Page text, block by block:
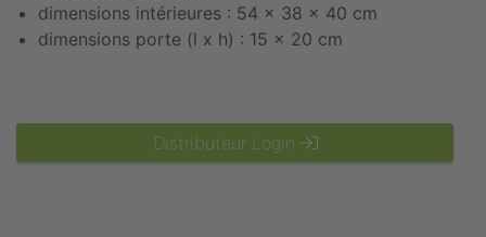
dimensions intérieures : 54 x 38 x 40 cm
dimensions porte (l x h) : 15 x 20 cm
Distributeur Login